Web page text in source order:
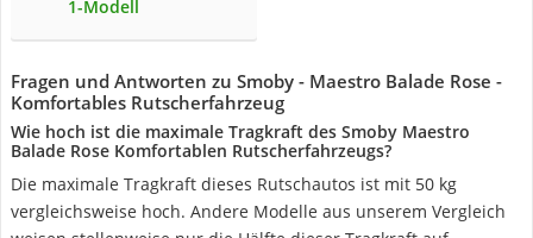
1-Modell
Fragen und Antworten zu Smoby - Maestro Balade Rose -
Komfortables Rutscherfahrzeug
Wie hoch ist die maximale Tragkraft des Smoby Maestro
Balade Rose Komfortablen Rutscherfahrzeugs?
Die maximale Tragkraft dieses Rutschautos ist mit 50 kg
vergleichsweise hoch. Andere Modelle aus unserem Vergleich